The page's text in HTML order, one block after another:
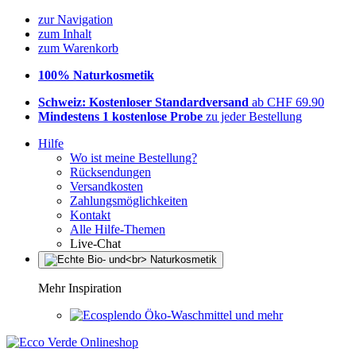
zur Navigation
zum Inhalt
zum Warenkorb
100% Naturkosmetik
Schweiz: Kostenloser Standardversand ab CHF 69.90
Mindestens 1 kostenlose Probe zu jeder Bestellung
Hilfe
Wo ist meine Bestellung?
Rücksendungen
Versandkosten
Zahlungsmöglichkeiten
Kontakt
Alle Hilfe-Themen
Live-Chat
Mehr Inspiration
Öko-Waschmittel und mehr